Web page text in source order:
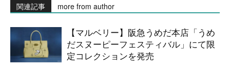
関連記事 more from author
【マルベリー】阪急うめだ本店「うめ
だスヌーピーフェスティバル」にて限
定コレクションを発売